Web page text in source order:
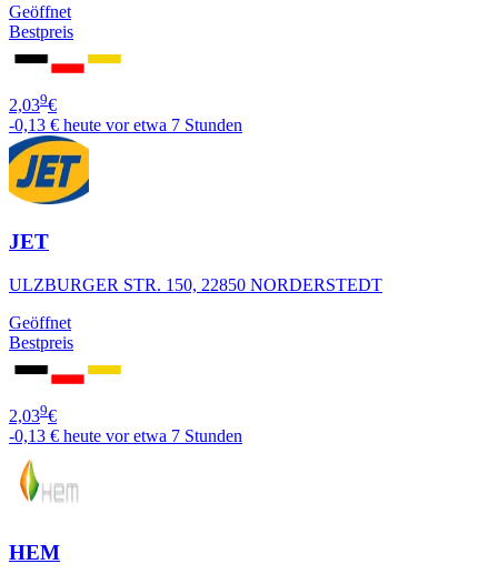
Geöffnet
Bestpreis
2,039€
-0,13 € heute vor etwa 7 Stunden
JET
ULZBURGER STR. 150, 22850 NORDERSTEDT
Geöffnet
Bestpreis
2,039€
-0,13 € heute vor etwa 7 Stunden
HEM